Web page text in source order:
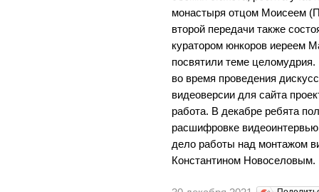
монастыря отцом Моисеем
второй передачи также
куратором юнкоров иереем
посвятили теме целомудрия.
во время проведения
видеоверсии для сайта
работа. В декабре ребята
расшифровке
дело работы над монтажом
Константином Новоселовым.